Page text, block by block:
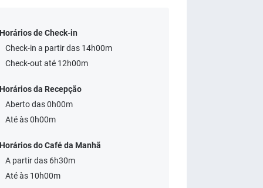
Horários de Check-in
Check-in a partir das 14h00m
Check-out até 12h00m
Horários da Recepção
Aberto das 0h00m
Até às 0h00m
Horários do Café da Manhã
A partir das 6h30m
Até às 10h00m